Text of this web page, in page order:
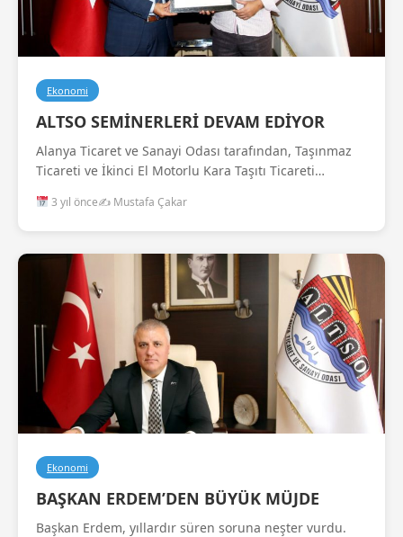
Ekonomi
ALTSO SEMİNERLERİ DEVAM EDİYOR
Alanya Ticaret ve Sanayi Odası tarafından, Taşınmaz
Ticareti ve İkinci El Motorlu Kara Taşıtı Ticareti…
3 yıl önce✍️ Mustafa Çakar
Ekonomi
BAŞKAN ERDEM’DEN BÜYÜK MÜJDE
Başkan Erdem, yıllardır süren soruna neşter vurdu.